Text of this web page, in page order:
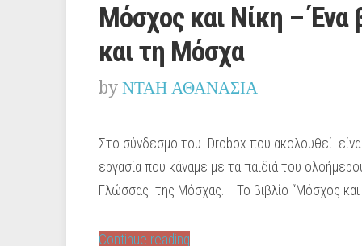
Μόσχος και Νίκη – Ένα
και τη Μόσχα
by ΝΤΑΗ ΑΘΑΝΑΣΙΑ
Στο σύνδεσμο του Drobox που ακολουθεί
εργασία που κάναμε με τα παιδιά του
Γλώσσας της Μόσχας. Το βιβλίο “Μόσχος και
Continue reading